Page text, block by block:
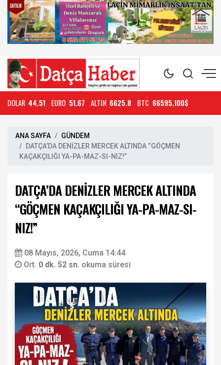
DOLAR 44.51 EURO 51.67 ALTIN 6625.8 BTC 66595.100$
ANA SAYFA
GÜNDEM
DATÇA’DA DENİZLER MERCEK ALTINDA “GÖÇMEN
KAÇAKÇILIĞI YA-PA-MAZ-SI-NIZ!”
DATÇA’DA DENİZLER MERCEK ALTINDA
“GÖÇMEN KAÇAKÇILIĞI YA-PA-MAZ-SI-
NIZ!”
08 Mayıs, 2026, Cuma 14:44
Ort. 0 dk. 52 sn. okuma süresi